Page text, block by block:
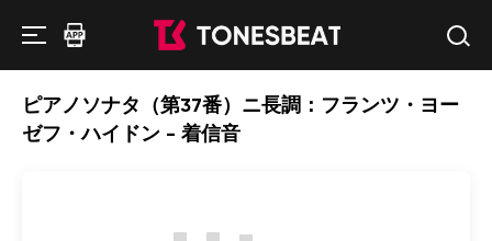
ピアノソナタ（第37番）ニ長調：フランツ・ヨー
ゼフ・ハイドン - 着信音